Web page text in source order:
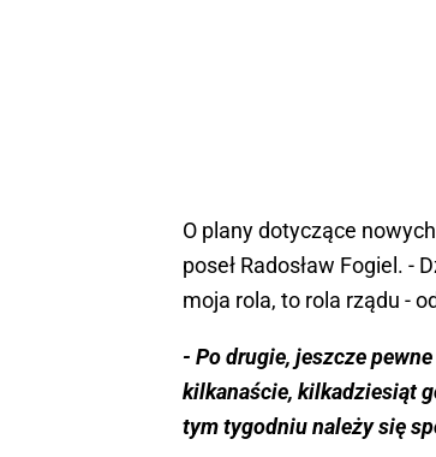
O plany dotyczące
poseł Radosław Fogiel. -
moja rola, to rola rządu -
- Po drugie, jeszcze
kilkanaście, kilkadziesiąt
tym tygodniu należy się